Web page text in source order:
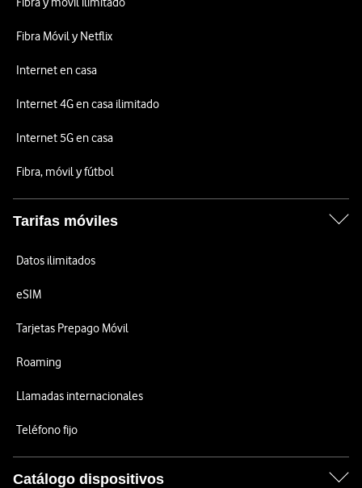
Fibra Móvil y Netflix
Internet en casa
Internet 4G en casa ilimitado
Internet 5G en casa
Fibra, móvil y fútbol
Tarifas móviles
Datos ilimitados
eSIM
Tarjetas Prepago Móvil
Roaming
Llamadas internacionales
Teléfono fijo
Catálogo dispositivos